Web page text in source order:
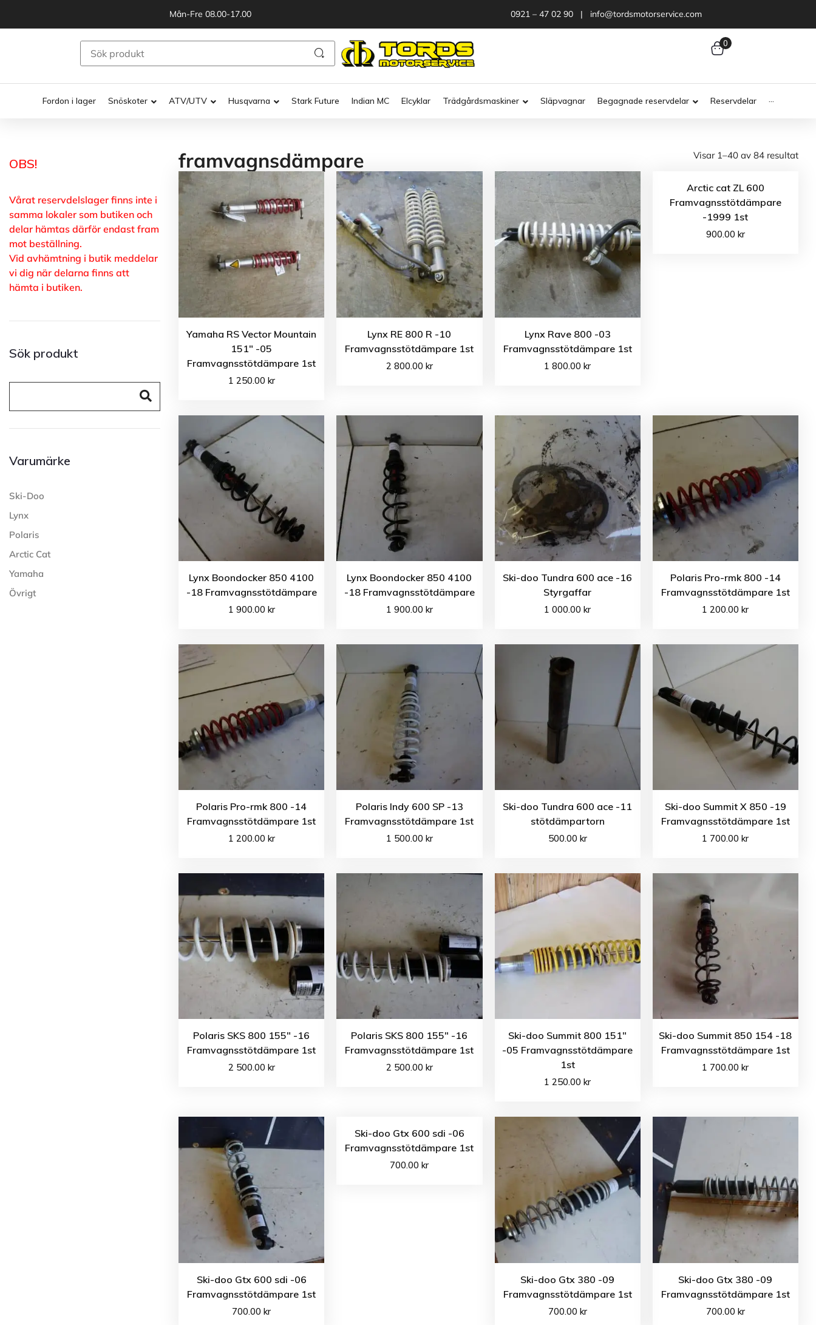
Mån-Fre 08.00-17.00 0921 – 47 02 90 | info@tordsmotorservice.com
0
Fordon i lager Snöskoter ATV/UTV Husqvarna Stark Future Indian MC Elcyklar Trädgårdsmaskiner Släpvagnar Begagnade reservdelar Reservdelar ···
OBS!
Vårat reservdelslager finns inte i
samma lokaler som butiken och
delar hämtas därför endast fram
mot beställning.
Vid avhämtning i butik meddelar
vi dig när delarna finns att
hämta i butiken.
Sök produkt
Varumärke
Ski-Doo
Lynx
Polaris
Arctic Cat
Yamaha
Övrigt
framvagnsdämpare Visar 1–40 av 84 resultat
Yamaha RS Vector Mountain
151″ -05
Framvagnsstötdämpare 1st
1 250.00 kr
Lynx RE 800 R -10
Framvagnsstötdämpare 1st
2 800.00 kr
Lynx Rave 800 -03
Framvagnsstötdämpare 1st
1 800.00kr
Arctic cat ZL 600
Framvagnsstötdämpare
-1999 1st
900.00 kr
Lynx Boondocker 850 4100
-18 Framvagnsstötdämpare
1 900.00 kr
Lynx Boondocker 850 4100
-18 Framvagnsstötdämpare
1 900.00 kr
Ski-doo Tundra 600 ace -16
Styrgaffar
1 000.00kr
Polaris Pro-rmk 800 -14
Framvagnsstötdämpare 1st
1 200.00kr
Polaris Pro-rmk 800 -14
Framvagnsstötdämpare 1st
1 200.00 kr
Polaris Indy 600 SP -13
Framvagnsstötdämpare 1st
1 500.00 kr
Ski-doo Tundra 600 ace -11
stötdämpartorn
500.00 kr
Ski-doo Summit X 850 -19
Framvagnsstötdämpare 1st
1 700.00kr
Polaris SKS 800 155″ -16
Framvagnsstötdämpare 1st
2 500.00 kr
Polaris SKS 800 155″ -16
Framvagnsstötdämpare 1st
2 500.00 kr
Ski-doo Summit 800 151″
-05 Framvagnsstötdämpare
1st
1 250.00kr
Ski-doo Summit 850 154 -18
Framvagnsstötdämpare 1st
1 700.00kr
Ski-doo Gtx 600 sdi -06
Framvagnsstötdämpare 1st
700.00kr
Ski-doo Gtx 600 sdi -06
Framvagnsstötdämpare 1st
700.00kr
Ski-doo Gtx 380 -09
Framvagnsstötdämpare 1st
700.00 kr
Ski-doo Gtx 380 -09
Framvagnsstötdämpare 1st
700.00 kr